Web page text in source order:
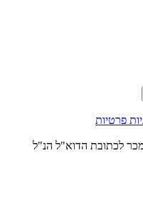
הדוא"ל הנ"ל